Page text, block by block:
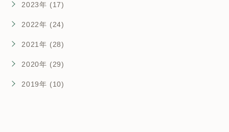
2023年 (17)
2022年 (24)
2021年 (28)
2020年 (29)
2019年 (10)